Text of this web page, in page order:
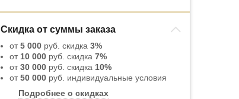
Скидка от суммы заказа
от5 000 руб. скидка 3%
от 10 000 руб. скидка 7%
от30 000 руб. скидка 10%
от50 000 руб. индивидуальные условия
Подробнее о скидках